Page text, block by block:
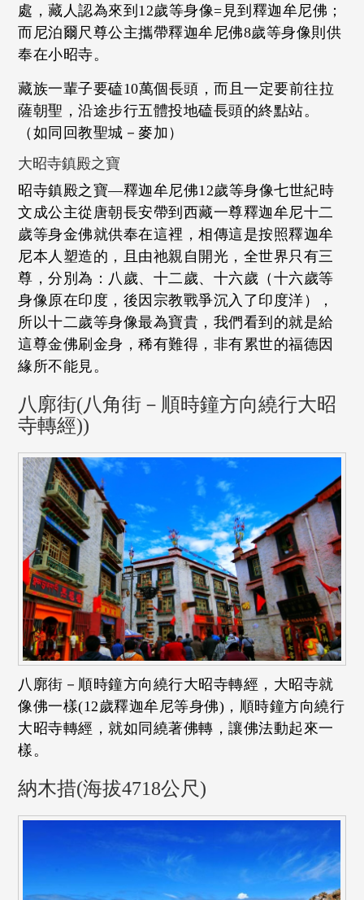
處，藏人認為來到12歲等身像=見到釋迦牟尼佛；
而尼泊爾尺尊公主攜帶釋迦牟尼佛8歲等身像則供
奉在小昭寺。
藏族一輩子要磕10萬個長頭，而且一定要前往拉
薩朝聖，沿途步行五體投地磕長頭的終點站。
（如同回教聖城－麥加）
大昭寺鎮殿之寶
昭寺鎮殿之寶—釋迦牟尼佛12歲等身像七世紀時
文成公主從唐朝長安帶到西藏一尊釋迦牟尼十二
歲等身金佛就供奉在這裡，相傳這是按照釋迦牟
尼本人塑造的，且由祂親自開光，全世界只有三
尊，分別為：八歲、十二歲、十六歲（十六歲等
身像原在印度，後因宗教戰爭沉入了印度洋），
所以十二歲等身像最為寶貴，我們看到的就是給
這尊金佛刷金身，稀有難得，非有累世的福德因
緣所不能見。
八廓街(八角街－順時鐘方向繞行大昭
寺轉經))
八廓街－順時鐘方向繞行大昭寺轉經，大昭寺就
像佛一樣(12歲釋迦牟尼等身佛)，順時鐘方向繞行
大昭寺轉經，就如同繞著佛轉，讓佛法動起來一
樣。
納木措(海拔4718公尺)